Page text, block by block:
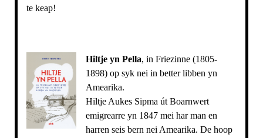
te keap!
Hiltje yn Pella, in Friezinne (1805-
1898) op syk nei in better libben yn
Amearika.
Hiltje Aukes Sipma út Boarnwert
emigrearre yn 1847 mei har man en
harren seis bern nei Amearika. De hoop